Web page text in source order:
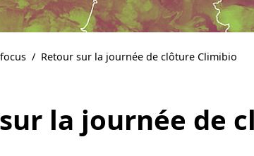
/ Retour sur la journée de clôture Climibio
la journée de